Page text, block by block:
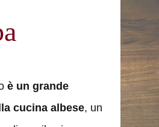
è un grande
cucina albese, un